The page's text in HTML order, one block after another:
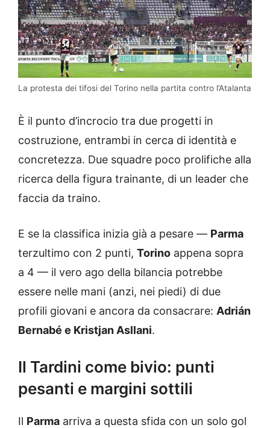
La protesta dei tifosi del Torino nella partita contro l’Atalanta
È il punto d’incrocio tra due progetti in
costruzione, entrambi in cerca di identità e
concretezza. Due squadre poco prolifiche alla
ricerca della figura trainante, di un leader che
faccia da traino.
E se la classifica inizia già a pesare — Parma
terzultimo con 2 punti, Torino appena sopra
a 4 — il vero ago della bilancia potrebbe
essere nelle mani (anzi, nei piedi) di due
profili giovani e ancora da consacrare: Adrián
Bernabé e Kristjan Asllani.
Il Tardini come bivio: punti
pesanti e margini sottili
Il Parma arriva a questa sfida con un solo gol